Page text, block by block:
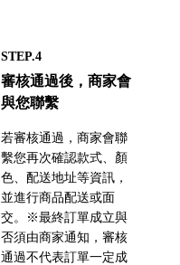
STEP.4
審核通過後，商家會
與您聯繫
若審核通過，商家會聯
繫您再次確認款式、顏
色、配送地址等資訊，
並進行商品配送或面
交。※最終訂單成立與
否須由商家通知，審核
通過不代表訂單一定成